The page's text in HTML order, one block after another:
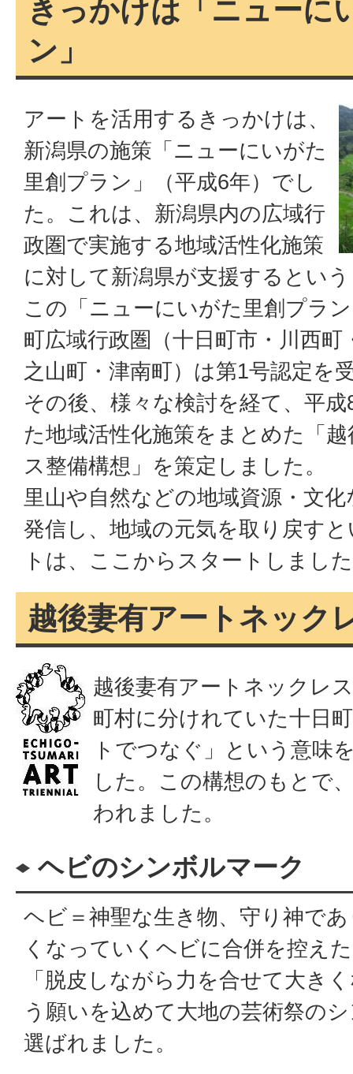
きっかけは「ニューに
ン」
アートを活用するきっかけは、
新潟県の施策「ニューにいがた
里創プラン」（平成6年）でし
た。これは、新潟県内の広域行
政圏で実施する地域活性化施策
に対して新潟県が支援するとい
この「ニューにいがた里創プラ
町広域行政圏（十日町市・川西町
之山町・津南町）は第1号認定を
その後、様々な検討を経て、平
た地域活性化施策をまとめた「
ス整備構想」を策定しました。
里山や自然などの地域資源・文
発信し、地域の元気を取り戻す
トは、ここからスタートしまし
越後妻有アートネック
越後妻有アートネックレ
町村に分けれていた十日
トでつなぐ」という意味
した。この構想のもとで
われました。
ヘビのシンボルマーク
ヘビ＝神聖な生き物、守り神で
くなっていくヘビに合併を控え
「脱皮しながら力を合せて大き
う願いを込めて大地の芸術祭の
選ばれました。